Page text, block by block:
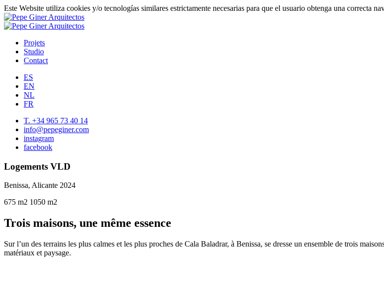
Este Website utiliza cookies y/o tecnologías similares estrictamente necesarias para que el usuario obtenga una correcta
Projets
Studio
Contact
ES
EN
NL
FR
T. +34 965 73 40 14
info@pepeginer.com
instagram
facebook
Logements VLD
Benissa, Alicante 2024
675 m2 1050 m2
Trois maisons, une même essence
Sur l’un des terrains les plus calmes et les plus proches de Cala Baladrar, à Benissa, se dresse un ensemble de trois
matériaux et paysage.